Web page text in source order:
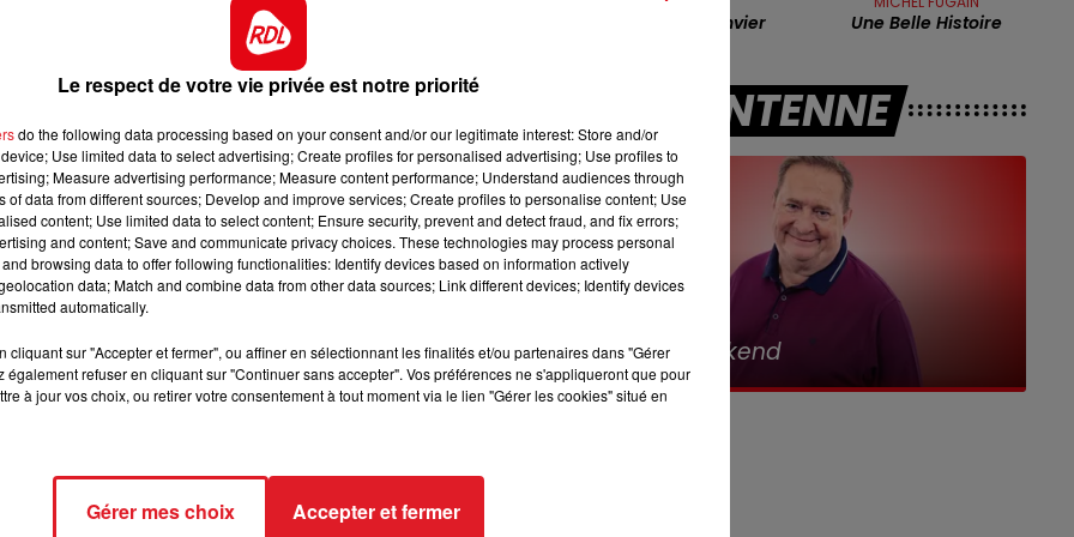
RDL WEEKEND
7h00 - 10h00
s'affirme de courses en courses. Adepte du terrain
qu'en haie ou qu'en steeple. De sa régularité on en
bien Auteuil, et l'état de la piste sera pour lui plaire. On
il répond le plus souvent présent à chacune de ses
porto, il est polyvalent dans toutes les disciplines et
un accessit.
la réception d'une haie, et n'est pas des plus surs
son entraineur peuvent lui donner un autre visage ce
Rio De Janvier Une Belle Histoire
A L'ANTENNE
RDL Week-end RDL Weekend
Le respect de votre vie privée est notre priorité
do the following data processing based on your consent and/or our legitimate interest: Store and/or
Use limited data to select advertising; Create profiles for personalised advertising; Use profiles to
Measure advertising performance; Measure content performance; Understand audiences through
of data from different sources; Develop and improve services; Create profiles to personalise content; Use
content; Use limited data to select content; Ensure security, prevent and detect fraud, and fix errors;
and content; Save and communicate privacy choices. These technologies may process personal
browsing data to offer following functionalities: Identify devices based on information actively
data; Match and combine data from other data sources; Link different devices; Identify devices
automatically.
cliquant sur "Accepter et fermer", ou affiner en sélectionnant les finalités et/ou partenaires dans "Gérer
également refuser en cliquant sur "Continuer sans accepter". Vos préférences ne s'appliqueront que pour
à jour vos choix, ou retirer votre consentement à tout moment via le lien "Gérer les cookies" situé en
Gérer mes choix Accepter et fermer